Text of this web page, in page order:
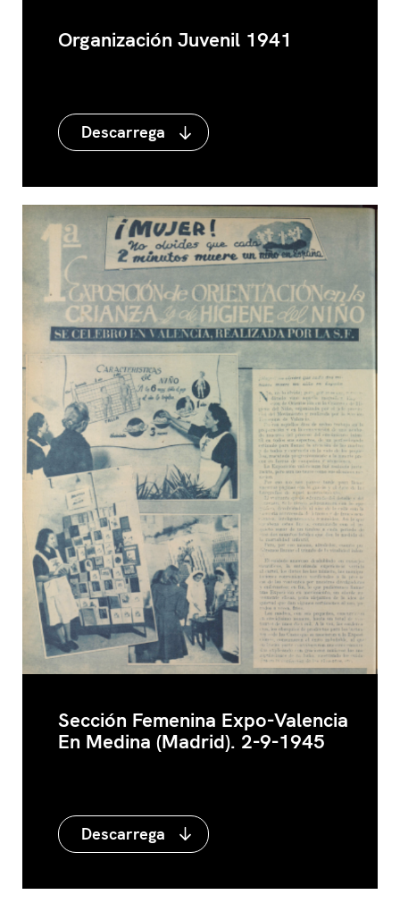
Organización Juvenil 1941
Descarrega
Sección Femenina Expo-Valencia
En Medina (Madrid). 2-9-1945
Descarrega